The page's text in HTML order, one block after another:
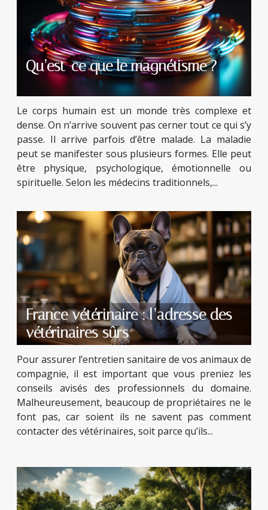
Qu’est-ce que le magnétisme ?
Le corps humain est un monde très complexe et
dense. On n’arrive souvent pas cerner tout ce qui s’y
passe. Il arrive parfois d’être malade. La maladie
peut se manifester sous plusieurs formes. Elle peut
être physique, psychologique, émotionnelle ou
spirituelle. Selon les médecins traditionnels,...
France vétérinaire : l’adresse des
vétérinaires sûrs
Pour assurer l’entretien sanitaire de vos animaux de
compagnie, il est important que vous preniez les
conseils avisés des professionnels du domaine.
Malheureusement, beaucoup de propriétaires ne le
font pas, car soient ils ne savent pas comment
contacter des vétérinaires, soit parce qu’ils...